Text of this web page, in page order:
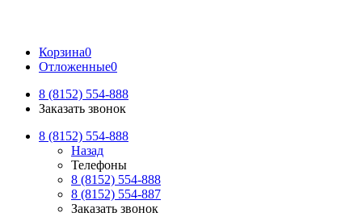
Корзина0
Отложенные0
8 (8152) 554-888
Заказать звонок
8 (8152) 554-888
Назад
Телефоны
8 (8152) 554-888
8 (8152) 554-887
Заказать звонок